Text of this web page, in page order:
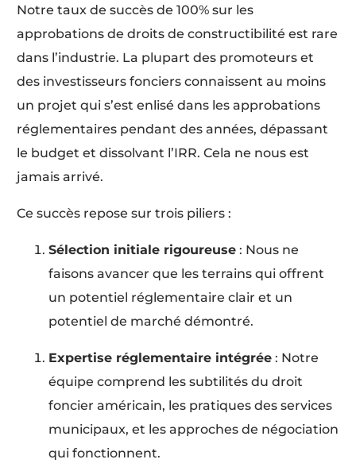
Notre taux de succès de 100% sur les
approbations de droits de constructibilité est rare
dans l’industrie. La plupart des promoteurs et
des investisseurs fonciers connaissent au moins
un projet qui s’est enlisé dans les approbations
réglementaires pendant des années, dépassant
le budget et dissolvant l’IRR. Cela ne nous est
jamais arrivé.
Ce succès repose sur trois piliers :
Sélection initiale rigoureuse : Nous ne
faisons avancer que les terrains qui offrent
un potentiel réglementaire clair et un
potentiel de marché démontré.
Expertise réglementaire intégrée : Notre
équipe comprend les subtilités du droit
foncier américain, les pratiques des services
municipaux, et les approches de négociation
qui fonctionnent.